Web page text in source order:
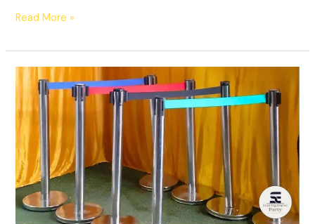
SEWA
PESTA
BEKASI
KUALITAS
TINGGI
Read More »